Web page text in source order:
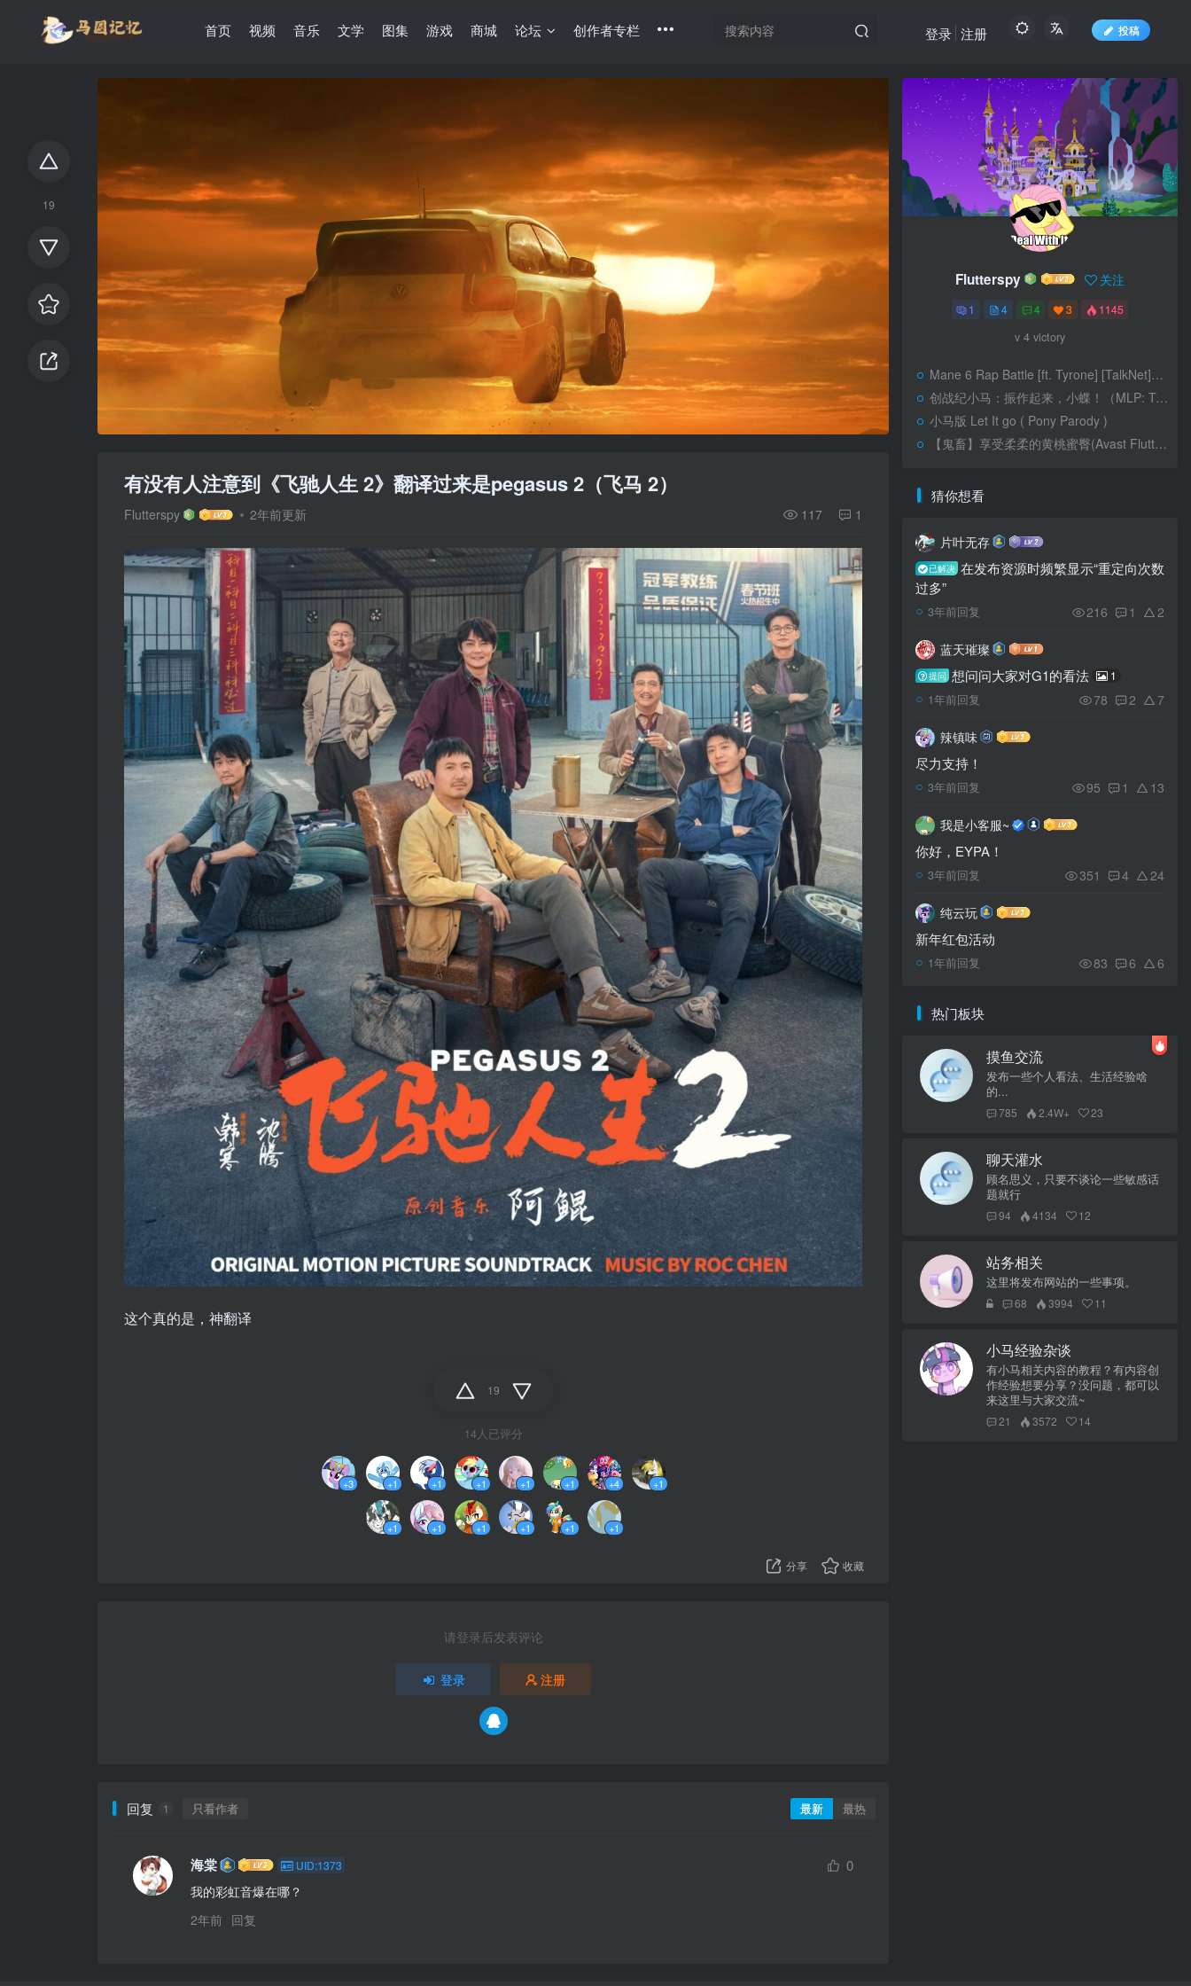
首页 视频 音乐 文学 图集 游戏 商城 论坛 创作者专栏 投稿
登录 注册
19
有没有人注意到《飞驰人生 2》翻译过来是pegasus 2（飞马 2）
Flutterspy 2年前更新 117 1
这个真的是，神翻译
19
14人已评分
+3 +1 +1 +1 +1 +1 +4 +1
+1 +1 +1 +1 +1 +1
分享 收藏
请登录后发表评论
登录 注册
回复 1 只看作者 最新 最热
海棠 UID:1373 0
我的彩虹音爆在哪？
2年前 回复
Flutterspy 关注
1 4 4 3 1145
v 4 victory
Mane 6 Rap Battle [ft. Tyrone] [TalkNet]（M6说唱组）
创战纪小马：振作起来，小蝶！（MLP: Tron | Cheer up,Fluttershy!）
小马版 Let It go ( Pony Parody )
【鬼畜】享受柔柔的黄桃蜜臀(Avast Fluttershy’s Yellow Peach)
猜你想看
片叶无存
已解决 在发布资源时频繁显示“重定向次数
过多”
3年前回复 216 1 2
蓝天璀璨
提问 想问问大家对G1的看法 1
1年前回复 78 2 7
辣镇味
尽力支持！
3年前回复 95 1 13
我是小客服~
你好，EYPA！
3年前回复 351 4 24
纯云玩
新年红包活动
1年前回复 83 6 6
热门板块
摸鱼交流
发布一些个人看法、生活经验啥
的...
785 2.4W+ 23
聊天灌水
顾名思义，只要不谈论一些敏感话
题就行
94 4134 12
站务相关
这里将发布网站的一些事项。
68 3994 11
小马经验杂谈
有小马相关内容的教程？有内容创
作经验想要分享？没问题，都可以
来这里与大家交流~
21 3572 14